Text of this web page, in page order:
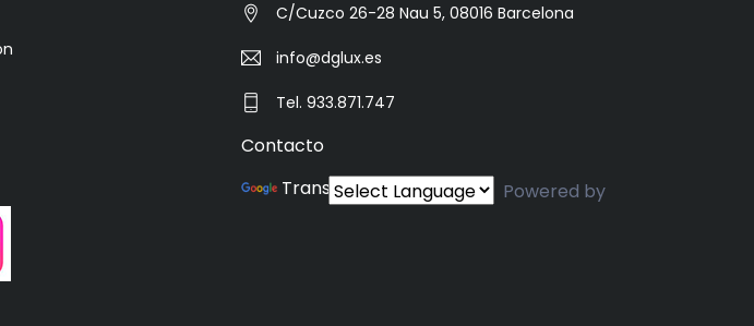
C/Cuzco 26-28 Nau 5, 08016 Barcelona
info@dglux.es
Tel. 933.871.747
Contacto
Powered by
Translate